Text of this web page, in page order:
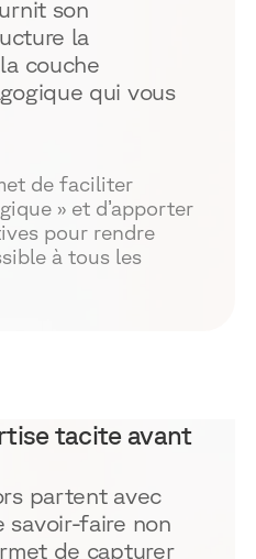
son
la
couche
qui vous
de faciliter
» et d’apporter
pour rendre
à tous les
tacite avant
partent avec
savoir-faire non
de capturer